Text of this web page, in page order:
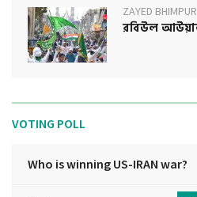
ZAYED BHIMPUR
রবিউল
VOTING POLL
Who is winning US-IRAN war?